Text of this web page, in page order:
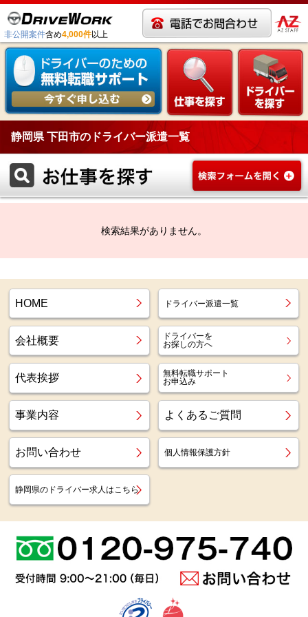
非公開案件含め4,000件以上
静岡県 下田市のドライバー派遣一覧
検索結果がありません。
HOME ドライバー派遣一覧
会社概要
ドライバーを
お探しの方へ
代表挨拶
無料転職サポート
お申込み
事業内容 よくあるご質問
お問い合わせ 個人情報保護方針
静岡県のドライバー求人はこちら